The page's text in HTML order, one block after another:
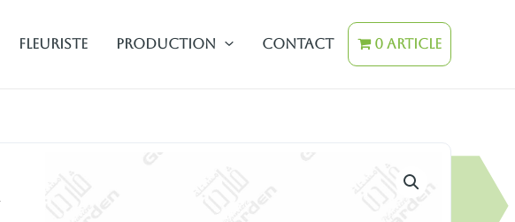
fleuriste Production contact 0 Article